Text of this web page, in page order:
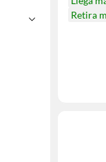
Retira